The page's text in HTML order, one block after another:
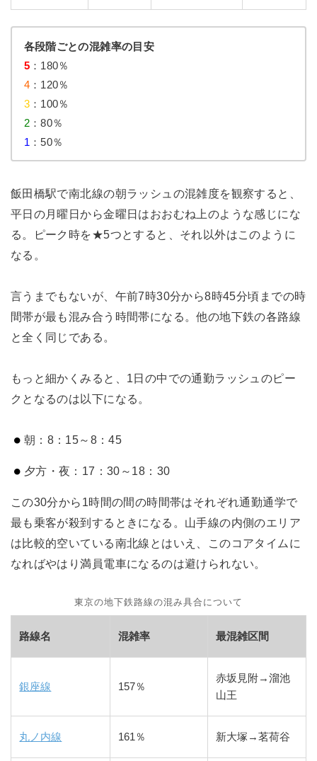
各段階ごとの混雑率の目安
5：180％
4：120％
3：100％
2：80％
1 ：50％
飯田橋駅で南北線の朝ラッシュの混雑度を観察すると、
平日の月曜日から金曜日はおおむね上のような感じにな
る。ピーク時を★5つとすると、それ以外はこのように
なる。
言うまでもないが、午前7時30分から8時45分頃までの時
間帯が最も混み合う時間帯になる。他の地下鉄の各路線
と全く同じである。
もっと細かくみると、1日の中での通勤ラッシュのピー
クとなるのは以下になる。
朝：8：15～8：45
夕方・夜：17：30～18：30
この30分から1時間の間の時間帯はそれぞれ通勤通学で
最も乗客が殺到するときになる。山手線の内側のエリア
は比較的空いている南北線とはいえ、このコアタイムに
なればやはり満員電車になるのは避けられない。
東京の地下鉄路線の混み具合について
路線名 混雑率 最混雑区間
銀座線 157％
赤坂見附→溜池
山王
丸ノ内線 161％ 新大塚→茗荷谷